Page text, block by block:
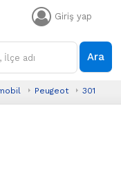
Giriş yap
Ara
Peugeot 301